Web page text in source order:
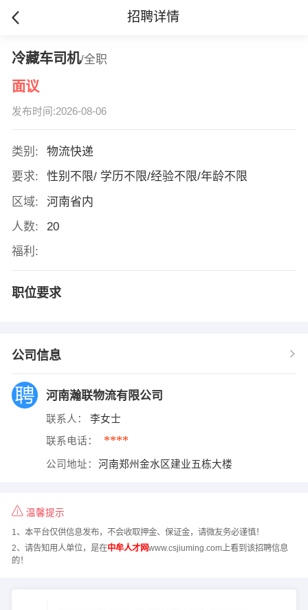
招聘详情
冷藏车司机/全职
面议
发布时间:2026-08-06
类别:
物流快递
要求:
性别不限/ 学历不限/经验不限/年龄不限
区域:
河南省内
人数:
20
福利:
职位要求
公司信息
河南瀚联物流有限公司
联系人： 李女士
联系电话： ****
公司地址： 河南郑州金水区建业五栋大楼
温馨提示
1、本平台仅供信息发布，不会收取押金、保证金，请微友务必谨慎！
2、请告知用人单位，是在中牟人才网www.csjiuming.com上看到该招聘信息
的！